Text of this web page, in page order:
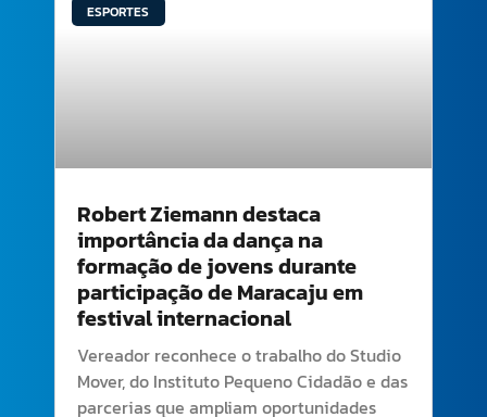
ESPORTES
Robert Ziemann destaca
importância da dança na
formação de jovens durante
participação de Maracaju em
festival internacional
Vereador reconhece o trabalho do Studio
Mover, do Instituto Pequeno Cidadão e das
parcerias que ampliam oportunidades